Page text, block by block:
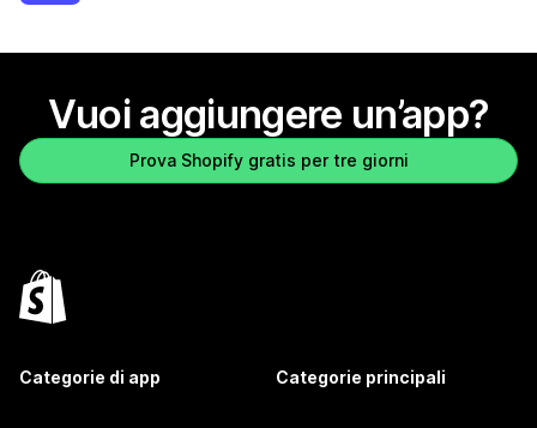
Vuoi aggiungere un’app?
Prova Shopify gratis per tre giorni
Categorie di app Categorie principali